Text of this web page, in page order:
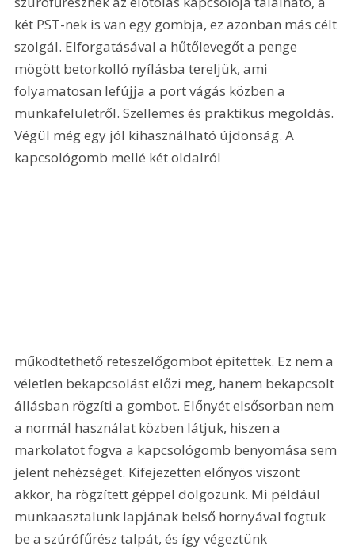
két PST-nek is van egy gombja, ez azonban más célt
szolgál. Elforgatásával a hűtőlevegőt a penge
mögött betorkolló nyílásba tereljük, ami
folyamatosan lefújja a port vágás közben a
munkafelületről. Szellemes és praktikus megoldás.
Végül még egy jól kihasználható újdonság. A
kapcsológomb mellé két oldalról
működtethető reteszelőgombot építettek. Ez nem a
véletlen bekapcsolást előzi meg, hanem bekapcsolt
állásban rögzíti a gombot. Előnyét elsősorban nem
a normál használat közben látjuk, hiszen a
markolatot fogva a kapcsológomb benyomása sem
jelent nehézséget. Kifejezetten előnyös viszont
akkor, ha rögzített géppel dolgozunk. Mi például
munkaasztalunk lapjának belső hornyával fogtuk
be a szúrófűrész talpát, és így végeztünk